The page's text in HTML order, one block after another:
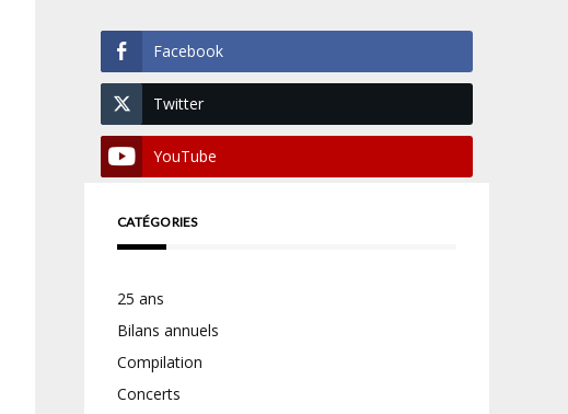
Facebook
Twitter
YouTube
CATÉGORIES
25 ans
Bilans annuels
Compilation
Concerts